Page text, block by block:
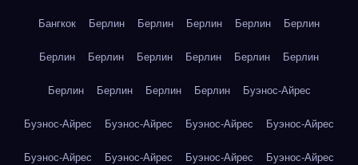
Бангкок Берлин Берлин Берлин Берлин Берлин
Берлин Берлин Берлин Берлин Берлин Берлин
Берлин Берлин Берлин Берлин Буэнос-Айрес
Буэнос-Айрес Буэнос-Айрес Буэнос-Айрес Буэнос-Айрес
Буэнос-Айрес Буэнос-Айрес Буэнос-Айрес Буэнос-Айрес